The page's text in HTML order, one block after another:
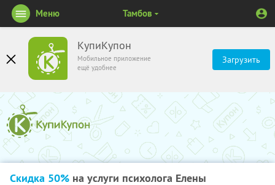
КупиКупон
Мобильное приложение
ещё удобнее
Загрузить
Меню Тамбов
Скидка 50% на услуги психолога Елены